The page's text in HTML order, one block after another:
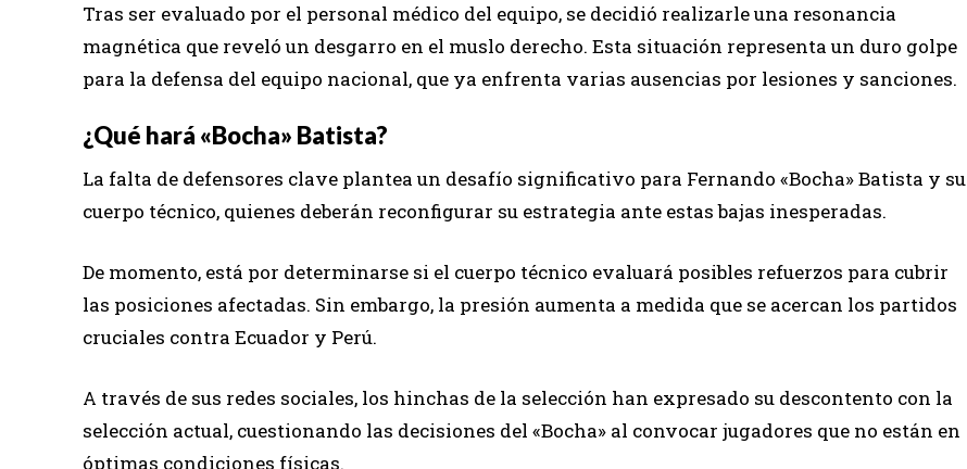
Tras ser evaluado por el personal médico del equipo, se decidió realizarle una resonancia
magnética que reveló un desgarro en el muslo derecho. Esta situación representa un duro golpe
para la defensa del equipo nacional, que ya enfrenta varias ausencias por lesiones y sanciones.
¿Qué hará «Bocha» Batista?
La falta de defensores clave plantea un desafío significativo para Fernando «Bocha» Batista y su
cuerpo técnico, quienes deberán reconfigurar su estrategia ante estas bajas inesperadas.
De momento, está por determinarse si el cuerpo técnico evaluará posibles refuerzos para cubrir
las posiciones afectadas. Sin embargo, la presión aumenta a medida que se acercan los partidos
cruciales contra Ecuador y Perú.
A través de sus redes sociales, los hinchas de la selección han expresado su descontento con la
selección actual, cuestionando las decisiones del «Bocha» al convocar jugadores que no están en
óptimas condiciones físicas.